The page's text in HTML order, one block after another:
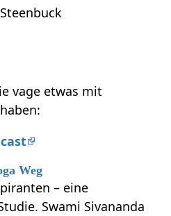
vage etwas mit
Weg
– eine
Swami Sivananda